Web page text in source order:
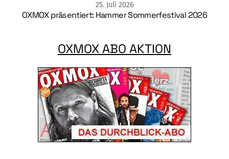
25. Juli 2026
OXMOX präsentiert: Hammer Sommerfestival 2026
OXMOX ABO AKTION